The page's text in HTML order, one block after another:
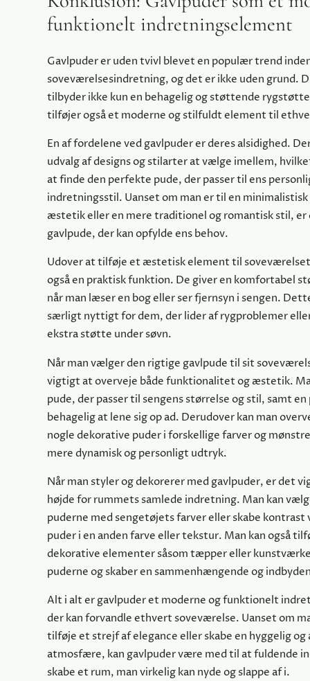
funktionelt indretningselement
Gavlpuder er uden tvivl blevet en populær trend
soveværelsesindretning, og det er ikke uden grund.
tilbyder ikke kun en behagelig og støttende
tilføjer også et moderne og stilfuldt element til
En af fordelene ved gavlpuder er deres alsidighed.
udvalg af designs og stilarter at vælge imellem,
at finde den perfekte pude, der passer til ens
indretningsstil. Uanset om man er til en
æstetik eller en mere traditionel og romantisk stil, er
gavlpude, der kan opfylde ens behov.
Udover at tilføje et æstetisk element til
også en praktisk funktion. De giver en komfortabel
når man læser en bog eller ser fjernsyn i sengen.
særligt nyttigt for dem, der lider af rygproblemer
ekstra støtte under søvn.
Når man vælger den rigtige gavlpude til sit
vigtigt at overveje både funktionalitet og æstetik.
pude, der passer til sengens størrelse og stil, samt en
behagelig at lene sig op ad. Derudover kan man
nogle dekorative puder i forskellige farver og
mere dynamisk og personligt udtryk.
Når man styler og dekorerer med gavlpuder, er det
højde for rummets samlede indretning. Man kan
puderne med sengetøjets farver eller skabe kontrast
puder i en anden farve eller tekstur. Man kan også
dekorative elementer såsom tæpper eller
puderne og skaber en sammenhængende og
Alt i alt er gavlpuder et moderne og funktionelt
der kan forvandle ethvert soveværelse. Uanset om
tilføje et strejf af elegance eller skabe en hyggelig og
atmosfære, kan gavlpuder være med til at fuldende
skabe et rum, man virkelig kan nyde og slappe af i.